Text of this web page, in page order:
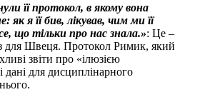
її протокол, в якому вона
як я її бив, лікував, чим ми її
що тільки про нас знала.»: Це –
для Швеця. Протокол Римик, який
звіти про «ілюзією
дані для дисциплінарного